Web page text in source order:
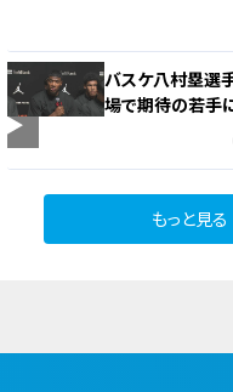
ェンドが明かし
バスケ八村塁選
場で期待の若手
で戦うために…
もっと見る